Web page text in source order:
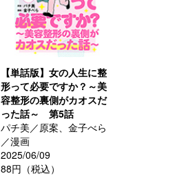
【単話版】女の人生に整
形って必要ですか？～美
容整形の裏側がカオスだ
った話～ 第5話
パチ美／原案、金子べら
／漫画
2025/06/09
88円（税込）